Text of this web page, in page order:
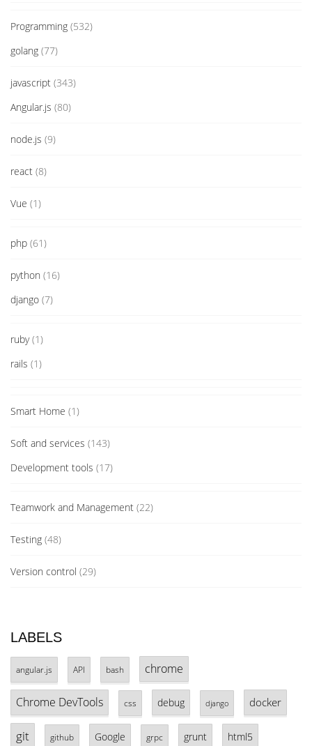
Programming (532)
golang (77)
javascript (343)
Angular.js (80)
node.js (9)
react (8)
Vue (1)
php (61)
python (16)
django (7)
ruby(1)
rails (1)
Smart Home (1)
Soft and services (143)
Development tools (17)
Teamwork and Management (22)
Testing (48)
Version control (29)
LABELS
angular.js API bash chrome
Chrome DevTools css debug django docker
git github Google grpc grunt html5